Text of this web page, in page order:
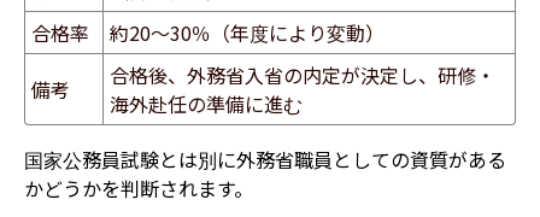
合格率
約20〜30％（年度により変動）
備考
合格後、外務省入省の内定が決定し、研修・
海外赴任の準備に進む
国家公務員試験とは別に外務省職員としての資質がある
かどうかを判断されます。